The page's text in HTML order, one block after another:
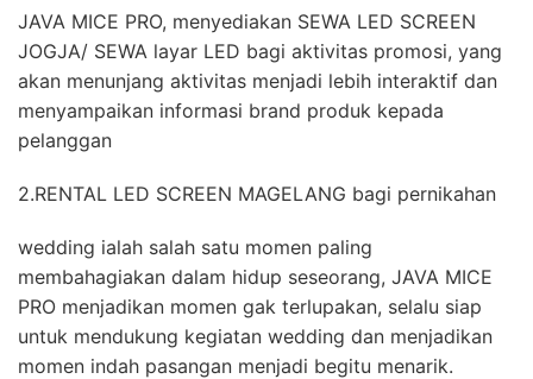
JAVA MICE PRO, menyediakan SEWA LED SCREEN
JOGJA/ SEWA layar LED bagi aktivitas promosi, yang
akan menunjang aktivitas menjadi lebih interaktif dan
menyampaikan informasi brand produk kepada
pelanggan
2.RENTAL LED SCREEN MAGELANG bagi pernikahan
wedding ialah salah satu momen paling
membahagiakan dalam hidup seseorang, JAVA MICE
PRO menjadikan momen gak terlupakan, selalu siap
untuk mendukung kegiatan wedding dan menjadikan
momen indah pasangan menjadi begitu menarik.